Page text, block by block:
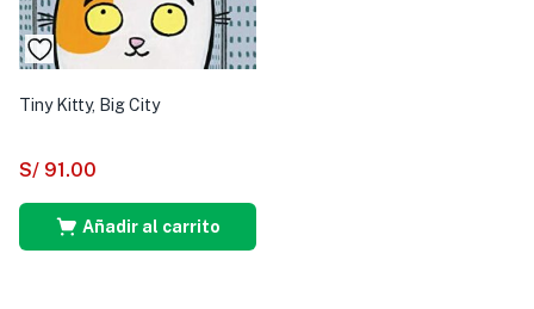
Tiny Kitty, Big City
S/ 91.00
Añadir al carrito